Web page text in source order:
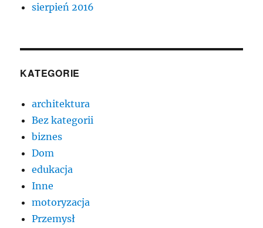
sierpień 2016
KATEGORIE
architektura
Bez kategorii
biznes
Dom
edukacja
Inne
motoryzacja
Przemysł